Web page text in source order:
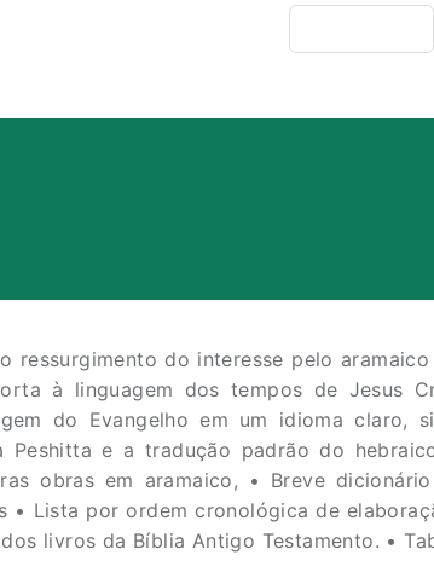
ressurgimento do interesse pelo
à linguagem dos tempos de Jesus
do Evangelho em um idioma
Peshitta e a tradução padrão do
obras em aramaico, • Breve
• Lista por ordem cronológica de
livros da Bíblia Antigo Testamento. •